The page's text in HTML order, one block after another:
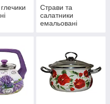
Страви та
салатники
емальовані